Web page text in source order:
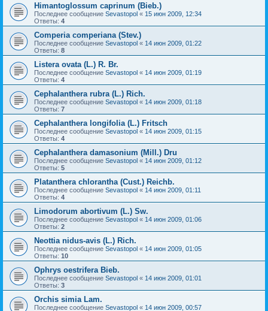
Himantoglossum caprinum (Bieb.)
Последнее сообщение Sevastopol « 15 июн 2009, 12:34
Ответы: 4
Comperia comperiana (Stev.)
Последнее сообщение Sevastopol « 14 июн 2009, 01:22
Ответы: 8
Listera ovata (L.) R. Br.
Последнее сообщение Sevastopol « 14 июн 2009, 01:19
Ответы: 4
Cephalanthera rubra (L.) Rich.
Последнее сообщение Sevastopol « 14 июн 2009, 01:18
Ответы: 7
Cephalanthera longifolia (L.) Fritsch
Последнее сообщение Sevastopol « 14 июн 2009, 01:15
Ответы: 4
Cephalanthera damasonium (Mill.) Dru
Последнее сообщение Sevastopol « 14 июн 2009, 01:12
Ответы: 5
Platanthera chlorantha (Cust.) Reichb.
Последнее сообщение Sevastopol « 14 июн 2009, 01:11
Ответы: 4
Limodorum abortivum (L.) Sw.
Последнее сообщение Sevastopol « 14 июн 2009, 01:06
Ответы: 2
Neottia nidus-avis (L.) Rich.
Последнее сообщение Sevastopol « 14 июн 2009, 01:05
Ответы: 10
Ophrys oestrifera Bieb.
Последнее сообщение Sevastopol « 14 июн 2009, 01:01
Ответы: 3
Orchis simia Lam.
Последнее сообщение Sevastopol « 14 июн 2009, 00:57